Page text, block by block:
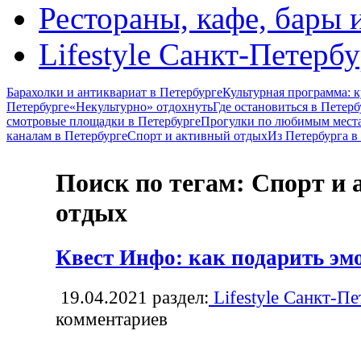
Рестораны, кафе, бары
Lifestyle Санкт-
Барахолки и антиквариат в ПетербургеКультурная программа:
Петербурге«Некультурно» отдохнутьГде остановиться в
смотровые площадки в ПетербургеПрогулки по любимым
каналам в ПетербургеСпорт и активный отдыхИз Петербурга
Поиск по тегам: Спорт и
отдых
Квест Инфо: как подарить
19.04.2021 раздел: Lifestyle Санкт-
комментариев